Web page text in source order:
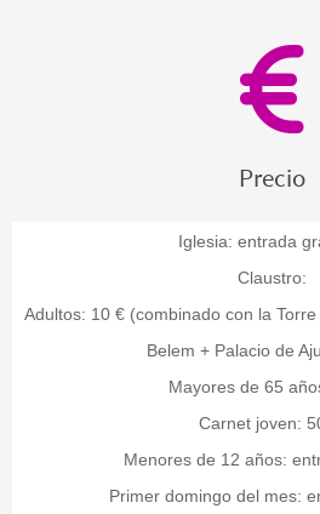
Precio
Iglesia: entrada
Claustro:
Adultos: 10 € (combinado con la
Belem + Palacio de
Mayores de 65
Carnet joven:
Menores de 12 años:
Primer domingo del mes: